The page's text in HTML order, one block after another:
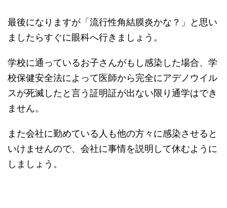
最後になりますが「流行性角結膜炎かな？」と思い
ましたらすぐに眼科へ行きましょう。
学校に通っているお子さんがもし感染した場合、学
校保健安全法によって医師から完全にアデノウイル
スが死滅したと言う証明証が出ない限り通学はでき
ません。
また会社に勤めている人も他の方々に感染させると
いけませんので、会社に事情を説明して休むように
しましょう。